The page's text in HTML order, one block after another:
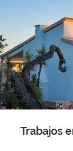
Trabajos